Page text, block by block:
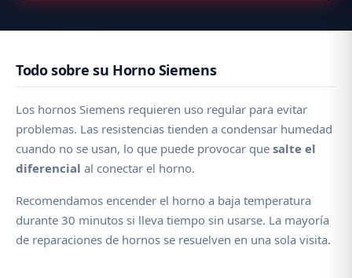
Todo sobre su Horno Siemens
Los hornos Siemens requieren uso regular para evitar
problemas. Las resistencias tienden a condensar humedad
cuando no se usan, lo que puede provocar que salte el
diferencial al conectar el horno.
Recomendamos encender el horno a baja temperatura
durante 30 minutos si lleva tiempo sin usarse. La mayoría
de reparaciones de hornos se resuelven en una sola visita.